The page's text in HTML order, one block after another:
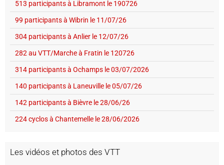
513 participants à Libramont le 190726
99 participants à Wibrin le 11/07/26
304 participants à Anlier le 12/07/26
282 au VTT/Marche à Fratin le 120726
314 participants à Ochamps le 03/07/2026
140 participants à Laneuville le 05/07/26
142 participants à Bièvre le 28/06/26
224 cyclos à Chantemelle le 28/06/2026
Les vidéos et photos des VTT